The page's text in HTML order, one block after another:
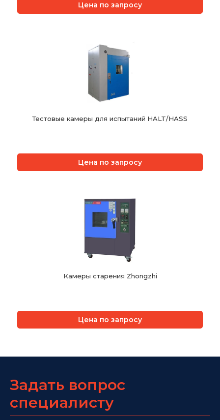
Цена по запросу
Тестовые камеры для испытаний HALT/HASS
Цена по запросу
Камеры старения Zhongzhi
Цена по запросу
Задать вопрос
специалисту